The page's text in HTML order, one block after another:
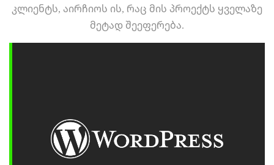
კლიენტს, აირჩიოს ის, რაც მის პროექტს ყველაზე
მეტად შეეფერება.